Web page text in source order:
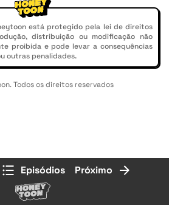
está protegido pela lei de direitos
distribuição ou modificação não
proibida e pode levar a consequências
outras penalidades.
Todos os direitos reservados
Episódios Próximo